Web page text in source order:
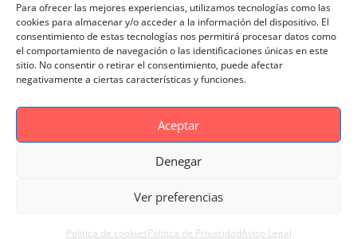
Para ofrecer las mejores experiencias, utilizamos tecnologías como las
cookies para almacenar y/o acceder a la información del dispositivo. El
consentimiento de estas tecnologías nos permitirá procesar datos como
el comportamiento de navegación o las identificaciones únicas en este
sitio. No consentir o retirar el consentimiento, puede afectar
negativamente a ciertas características y funciones.
Aceptar
Denegar
Ver preferencias
Politica de cookiesPolitica de PrivacidadAviso Legal
Politica de Privacidad
Reportaje Magnific